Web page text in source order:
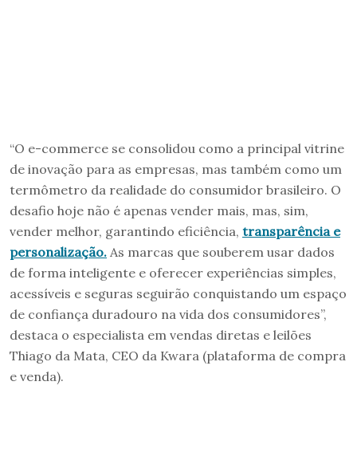
“O e-commerce se consolidou como a principal vitrine
de inovação para as empresas, mas também como um
termômetro da realidade do consumidor brasileiro. O
desafio hoje não é apenas vender mais, mas, sim,
vender melhor, garantindo eficiência, transparência e
personalização. As marcas que souberem usar dados
de forma inteligente e oferecer experiências simples,
acessíveis e seguras seguirão conquistando um espaço
de confiança duradouro na vida dos consumidores”,
destaca o especialista em vendas diretas e leilões
Thiago da Mata, CEO da Kwara (plataforma de compra
e venda).